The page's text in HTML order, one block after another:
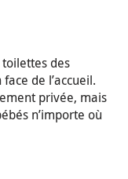
des
de l’accueil.
privée, mais
n’importe où